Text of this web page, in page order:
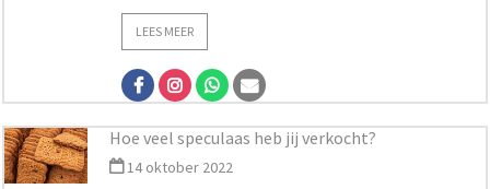
LEES MEER
Hoe veel speculaas heb jij verkocht?
14 oktober 2022